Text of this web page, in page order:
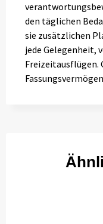
den täglichen
sie zusätzlichen
jede Gelegenheit,
Freizeitausflügen.